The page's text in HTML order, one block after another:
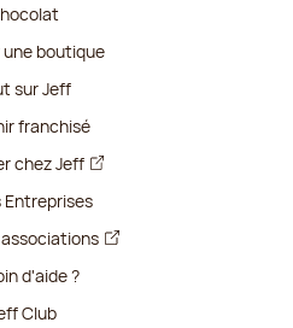
une boutique
sur Jeff
franchisé
chez Jeff
Entreprises
d'aide ?
Club